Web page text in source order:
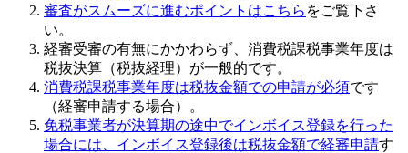
審査がスムーズに進むポイントはこちら をご覧下さ
い。
経審受審の有無にかかわらず、 消費税課税事業年度は
税抜決算（税抜経理） が一般的です。
消費税課税事業年度は税抜金額での申請が必須です
（経審申請する場合）。
免税事業者が決算期の途中でインボイス登録を行った
場合には、インボイス登録後は税抜金額で経審申請す